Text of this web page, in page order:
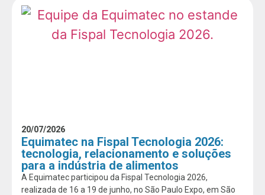
20/07/2026
Equimatec na Fispal Tecnologia 2026:
tecnologia, relacionamento e soluções
para a indústria de alimentos
A Equimatec participou da Fispal Tecnologia 2026,
realizada de 16 a 19 de junho, no São Paulo Expo, em São